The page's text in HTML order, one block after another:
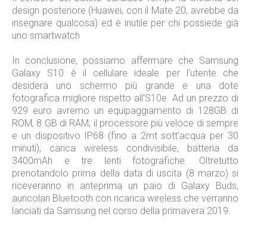
design posteriore (Huawei, con il Mate 20, avrebbe da
insegnare qualcosa) ed è inutile per chi possiede già
uno smartwatch
In conclusione, possiamo affermare che Samsung
Galaxy S10 è il cellulare ideale per l’utente che
desidera uno schermo più grande e una dote
fotografica migliore rispetto all’S10e. Ad un prezzo di
929 euro avremo un equipaggiamento di 128GB di
ROM, 8 GB di RAM, il processore più veloce di sempre
e un dispositivo IP68 (fino a 2mt sott’acqua per 30
minuti), carica wireless condivisibile, batteria da
3400mAh e tre lenti fotografiche. Oltretutto
prenotandolo prima della data di uscita (8 marzo) si
riceveranno in anteprima un paio di Galaxy Buds,
auricolari Bluetooth con ricarica wireless che verranno
lanciati da Samsung nel corso della primavera 2019.